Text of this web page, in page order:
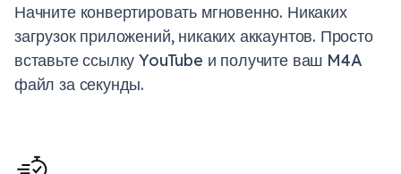
Начните конвертировать мгновенно. Никаких
загрузок приложений, никаких аккаунтов. Просто
вставьте ссылку YouTube и получите ваш M4A
файл за секунды.